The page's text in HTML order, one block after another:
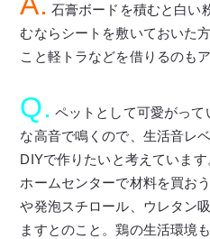
石膏ボードを積むと白い
むならシートを敷いておいた
こと軽トラなどを借りるのも
Q. ペットとして可愛がって
な高音で鳴くので、生活音レ
DIYで作りたいと考えています
ホームセンターで材料を買お
や発泡スチロール、ウレタン
ますとのこと。鶏の生活環境